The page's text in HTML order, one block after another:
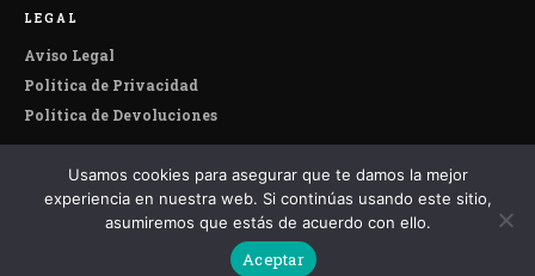
LEGAL
Aviso Legal
Política de Privacidad
Política de Devoluciones
© 2026 Botefumeiro. Todos los derechos reservados.
Usamos cookies para asegurar que te damos la mejor
experiencia en nuestra web. Si continúas usando este sitio,
asumiremos que estás de acuerdo con ello.
Aceptar